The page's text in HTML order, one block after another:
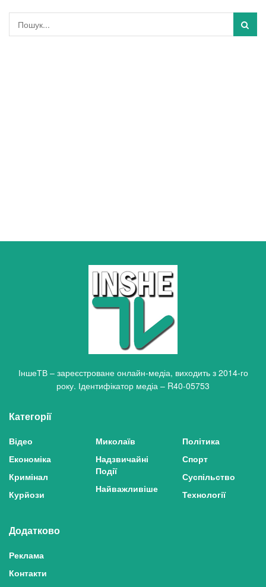
ІншеТВ – зареєстроване онлайн-медіа, виходить з 2014-го
року. Ідентифікатор медіа – R40-05753
Категорії
Відео
Економіка
Кримінал
Курйози
Миколаїв
Надзвичайні
Події
Найважливіше
Політика
Спорт
Суспільство
Технології
Додатково
Реклама
Контакти